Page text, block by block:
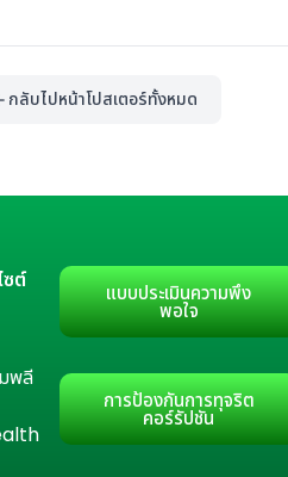
กลับไปหน้าโปสเตอร์ทั้งหมด
ต์
พลี
แบบประเมินความพึง
พอใจ
การป้องกันการทุจริต
คอร์รัปชัน